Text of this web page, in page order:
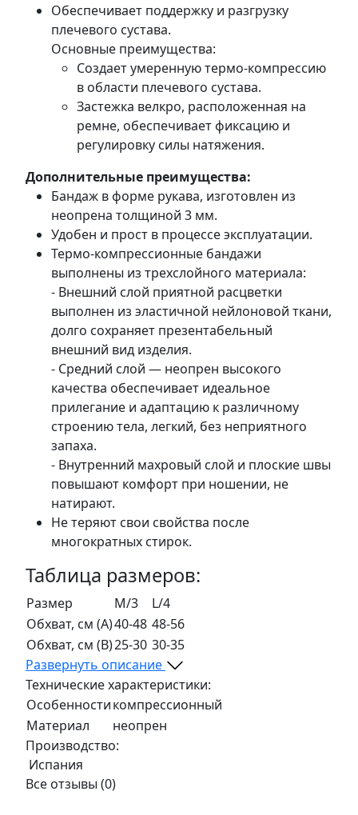
Обеспечивает поддержку и разгрузку
плечевого сустава.
Основные преимущества:
Создает умеренную термо-компрессию
в области плечевого сустава.
Застежка велкро, расположенная на
ремне, обеспечивает фиксацию и
регулировку силы натяжения.
Дополнительные преимущества:
Бандаж в форме рукава, изготовлен из
неопрена толщиной 3 мм.
Удобен и прост в процессе эксплуатации.
Термо-компрессионные бандажи
выполнены из трехслойного материала:
- Внешний слой приятной расцветки
выполнен из эластичной нейлоновой ткани,
долго сохраняет презентабельный
внешний вид изделия.
- Средний слой — неопрен высокого
качества обеспечивает идеальное
прилегание и адаптацию к различному
строению тела, легкий, без неприятного
запаха.
- Внутренний махровый слой и плоские швы
повышают комфорт при ношении, не
натирают.
Не теряют свои свойства после
многократных стирок.
Таблица размеров:
Размер M/3
L/4
Обхват, см (A)40-48 48-56
Обхват, см (B)25-30 30-35
Развернуть описание
Технические характеристики:
Особенностикомпрессионный
Материал
неопрен
Производство:
Испания
Все отзывы (0)